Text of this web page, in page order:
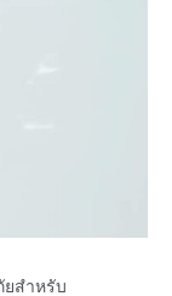
สำหรับ